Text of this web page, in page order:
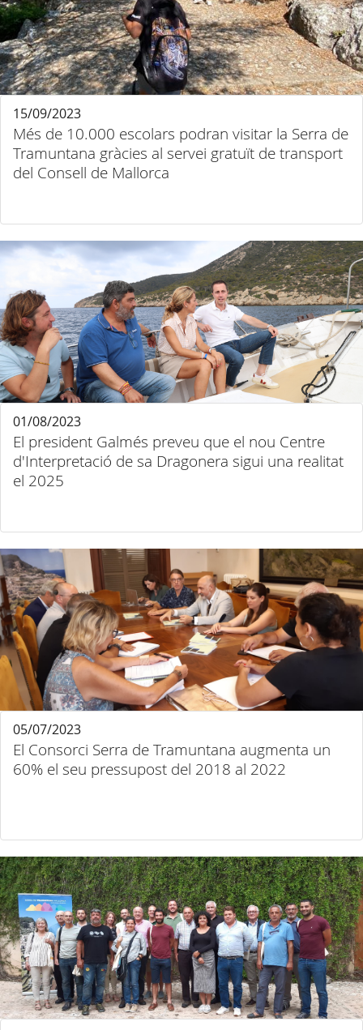
Més de 10.000 escolars podran visitar la Serra de
Tramuntana gràcies al servei gratuït de transport
del Consell de Mallorca
15/09/2023
El president Galmés preveu que el nou Centre
d'Interpretació de sa Dragonera sigui una realitat
el 2025
01/08/2023
El Consorci Serra de Tramuntana augmenta un
60% el seu pressupost del 2018 al 2022
05/07/2023